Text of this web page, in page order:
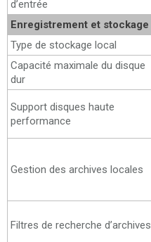
d’entrée
Enregistrement et stockage
Type de stockage local
Capacité maximale du disque
dur
Support disques haute
performance
Gestion des archives locales
Filtres de recherche d’archives